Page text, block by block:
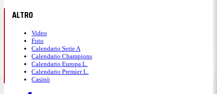
ALTRO
Video
Foto
Calendario Serie A
Calendario Champions
Calendario Europa L.
Calendario Premier L.
Casinò